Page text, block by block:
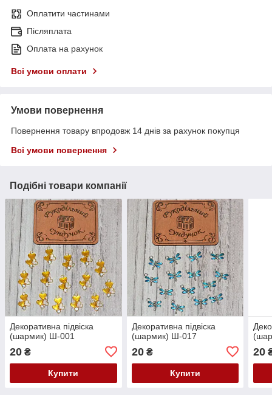
Оплатити частинами
Післяплата
Оплата на рахунок
Всі умови оплати
Умови повернення
Повернення товару впродовж 14 днів за рахунок покупця
Всі умови повернення
Подібні товари компанії
Декоративна підвіска
(шармик) Ш-001
20 ₴
Купити
Декоративна підвіска
(шармик) Ш-017
20₴
Купити
20